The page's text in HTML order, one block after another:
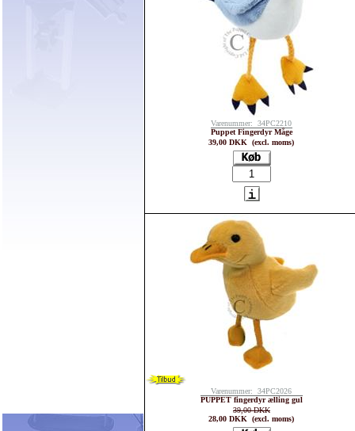
Varenummer: 34PC2210
Puppet Fingerdyr Måge
39,00 DKK (excl. moms)
Varenummer: 34PC2026
PUPPET fingerdyr ælling gul
39,00 DKK
28,00 DKK (excl. moms)